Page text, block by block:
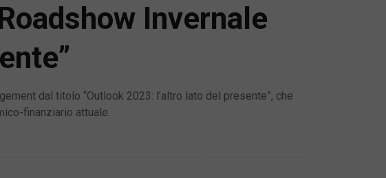
Invernale
dal titolo “Outlook 2023: l’altro lato del presente”, che
finanziario attuale.